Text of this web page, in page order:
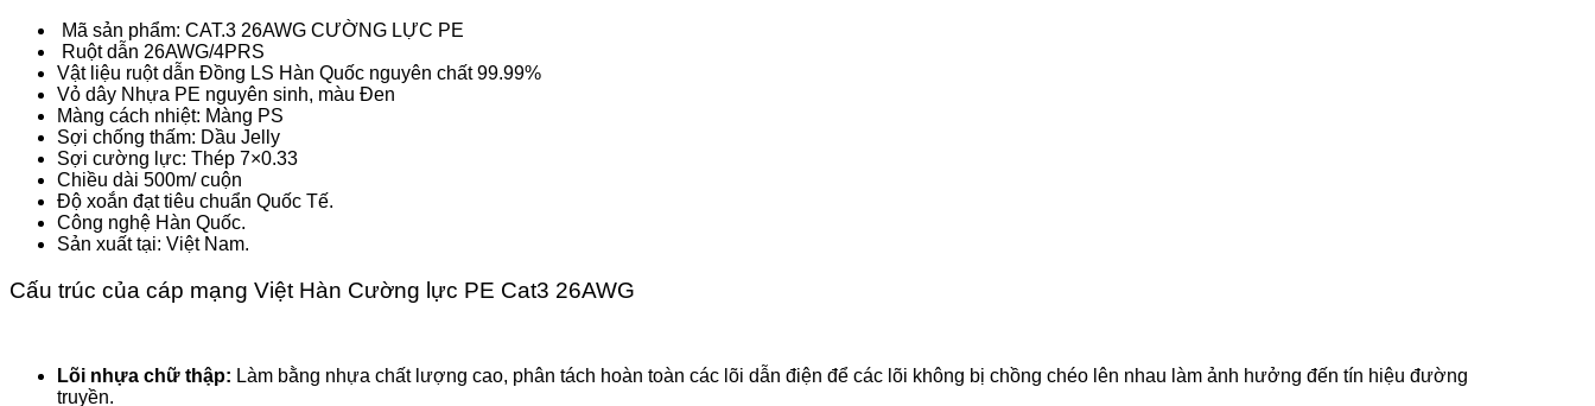
Mã sản phẩm: CAT.3 26AWG CƯỜNG LỰC PE
Ruột dẫn 26AWG/4PRS
Vật liệu ruột dẫn Đồng LS Hàn Quốc nguyên chất 99.99%
Vỏ dây Nhựa PE nguyên sinh, màu Đen
Màng cách nhiệt: Màng PS
Sợi chống thấm: Dầu Jelly
Sợi cường lực: Thép 7×0.33
Chiều dài 500m/ cuộn
Độ xoắn đạt tiêu chuẩn Quốc Tế.
Công nghệ Hàn Quốc.
Sản xuất tại: Việt Nam.
Cấu trúc của cáp mạng Việt Hàn Cường lực PE Cat3 26AWG
Lõi nhựa chữ thập: Làm bằng nhựa chất lượng cao, phân tách hoàn toàn các lõi dẫn điện để các lõi không bị chồng chéo lên nhau làm ảnh hưởng đến tín hiệu đường
truyền.